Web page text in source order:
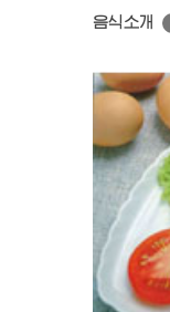
음식소개